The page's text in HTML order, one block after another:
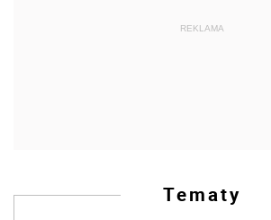
REKLAMA
Tematy